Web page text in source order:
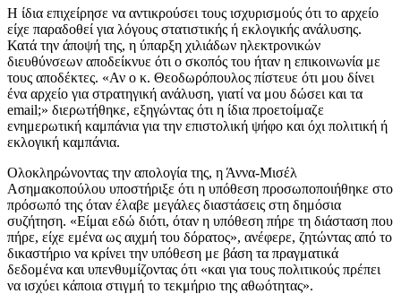
Η ίδια επιχείρησε να αντικρούσει τους ισχυρισμούς ότι το αρχείο
είχε παραδοθεί για λόγους στατιστικής ή εκλογικής ανάλυσης.
Κατά την άποψή της, η ύπαρξη χιλιάδων ηλεκτρονικών
διευθύνσεων αποδείκνυε ότι ο σκοπός του ήταν η επικοινωνία με
τους αποδέκτες. «Αν ο κ. Θεοδωρόπουλος πίστευε ότι μου δίνει
ένα αρχείο για στρατηγική ανάλυση, γιατί να μου δώσει και τα
email;» διερωτήθηκε, εξηγώντας ότι η ίδια προετοίμαζε
ενημερωτική καμπάνια για την επιστολική ψήφο και όχι πολιτική ή
εκλογική καμπάνια.
Ολοκληρώνοντας την απολογία της, η Άννα-Μισέλ
Ασημακοπούλου υποστήριξε ότι η υπόθεση προσωποποιήθηκε στο
πρόσωπό της όταν έλαβε μεγάλες διαστάσεις στη δημόσια
συζήτηση. «Είμαι εδώ διότι, όταν η υπόθεση πήρε τη διάσταση που
πήρε, είχε εμένα ως αιχμή του δόρατος», ανέφερε, ζητώντας από το
δικαστήριο να κρίνει την υπόθεση με βάση τα πραγματικά
δεδομένα και υπενθυμίζοντας ότι «και για τους πολιτικούς πρέπει
να ισχύει κάποια στιγμή το τεκμήριο της αθωότητας».